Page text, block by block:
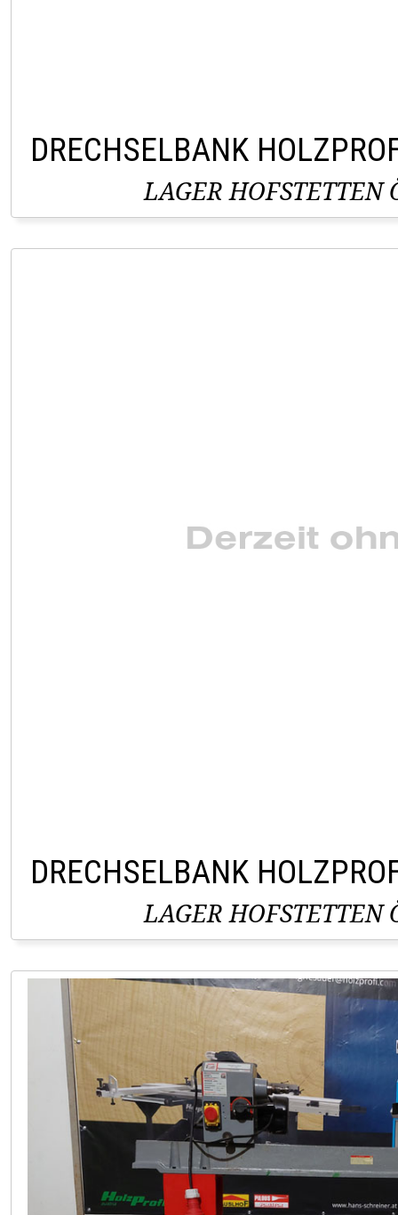
DRECHSELBANK
LAGER HOFSTETTEN
DRECHSELBANK
LAGER HOFSTETTEN